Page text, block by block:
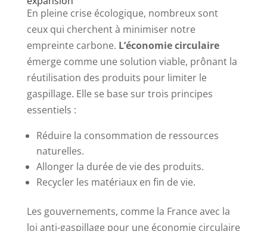
En pleine crise écologique, nombreux sont
ceux qui cherchent à minimiser notre
empreinte carbone. L’économie circulaire
émerge comme une solution viable, prônant la
réutilisation des produits pour limiter le
gaspillage. Elle se base sur trois principes
essentiels :
Réduire la consommation de ressources
naturelles.
Allonger la durée de vie des produits.
Recycler les matériaux en fin de vie.
Les gouvernements, comme la France avec la
loi anti-gaspillage pour une économie circulaire